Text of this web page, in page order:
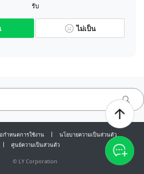
รับ
ไม่เป็น
กำหนดการใช้งาน
นโยบายความเป็นส่วนตัว
ศูนย์ความเป็นส่วนตัว
© LY Corporation